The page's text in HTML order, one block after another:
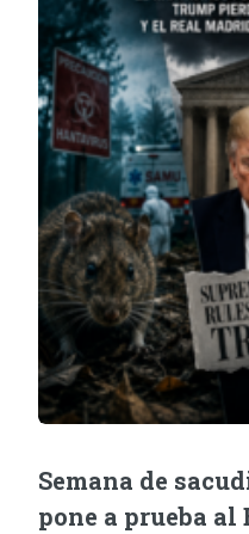
Semana de
pone a prueba al